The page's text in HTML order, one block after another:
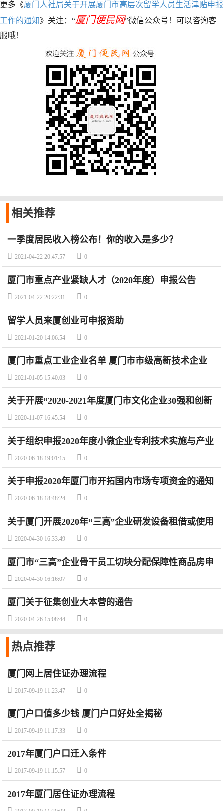
更多《厦门人社局关于开展厦门市高层次留学人员生活津贴申报
工作的通知》关注：“厦门便民网”微信公众号！可以咨询客
服哦！
相关推荐
一季度居民收入榜公布！你的收入是多少？
 2021-04-22 20:47:57  0
厦门市重点产业紧缺人才（2020年度）申报公告
 2021-04-22 20:22:31  0
留学人员来厦创业可申报资助
 2021-01-20 14:06:54  0
厦门市重点工业企业名单 厦门市市级高新技术企业
备案名单（最新名单）
 2021-01-05 15:40:03  0
关于开展“2020-2021年度厦门市文化企业30强和创新
成长型文化企业”评选活动的通知
 2020-11-07 16:45:54  0
关于组织申报2020年度小微企业专利技术实施与产业
化项目补助的通知
 2020-06-18 19:01:15  0
关于申报2020年厦门市开拓国内市场专项资金的通知
 2020-06-18 18:48:24  0
关于厦门开展2020年“三高”企业研发设备租借或使用
补贴申报工作的通知
 2020-04-30 16:33:49  0
厦门市“三高”企业骨干员工切块分配保障性商品房申
报指南
 2020-04-30 16:16:07  0
厦门关于征集创业大本营的通告
 2020-04-26 15:08:44  0
热点推荐
厦门网上居住证办理流程
 2017-09-19 11:23:47  0
厦门户口值多少钱 厦门户口好处全揭秘
 2017-09-19 11:17:33  0
2017年厦门户口迁入条件
 2017-09-19 11:15:57  0
2017年厦门居住证办理流程